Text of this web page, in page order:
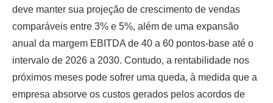
deve manter sua projeção de crescimento de vendas
comparáveis entre 3% e 5%, além de uma expansão
anual da margem EBITDA de 40 a 60 pontos-base até o
intervalo de 2026 a 2030. Contudo, a rentabilidade nos
próximos meses pode sofrer uma queda, à medida que a
empresa absorve os custos gerados pelos acordos de